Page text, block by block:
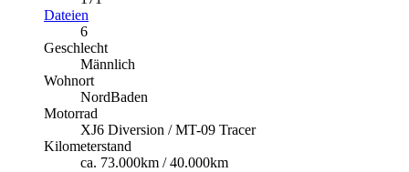
Dateien
6
Geschlecht
Männlich
Wohnort
NordBaden
Motorrad
XJ6 Diversion / MT-09 Tracer
Kilometerstand
ca. 73.000km / 40.000km